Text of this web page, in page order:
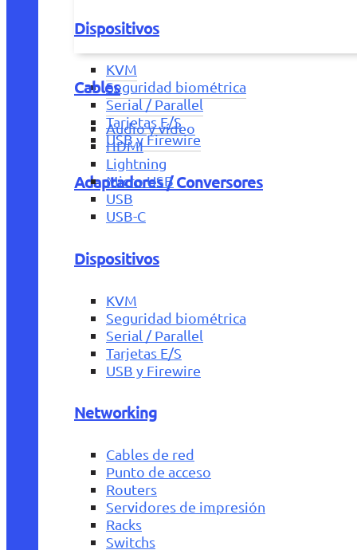
Dispositivos
KVM
Seguridad biométrica
Serial / Parallel
Tarjetas E/S
USB y Firewire
Adaptadores / Conversores
Cables
Audio y vídeo
HDMI
Lightning
Micro USB
USB
USB-C
Dispositivos
KVM
Seguridad biométrica
Serial / Parallel
Tarjetas E/S
USB y Firewire
Networking
Cables de red
Punto de acceso
Routers
Servidores de impresión
Racks
Switchs